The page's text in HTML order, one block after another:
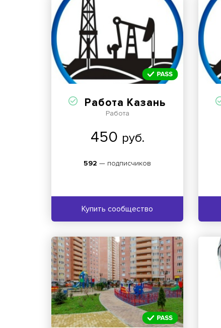
Работа Казань
Работа
450 руб.
592 — подписчиков
Купить сообщество